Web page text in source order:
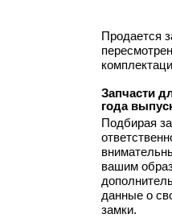
Продается
Запчасти
года
Подбирая
вашим
данные о
замки.